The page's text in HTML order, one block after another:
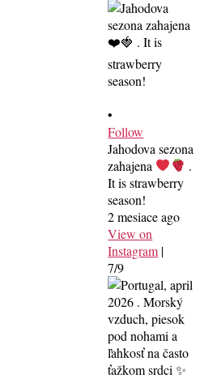
•
Follow
Jahodova sezona
zahajena
.
It is strawberry
season!
2 mesiace ago
View on
Instagram |
7/9